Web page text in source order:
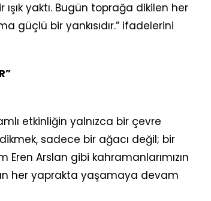
yaktı. Bugün toprağa dikilen her
güçlü bir yankısıdır.” ifadelerini
etkinliğin yalnızca bir çevre
sadece bir ağacı değil; bir
Eren Arslan gibi kahramanlarımızın
her yaprakta yaşamaya devam